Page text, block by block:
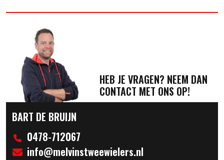
HEB JE VRAGEN? NEEM DAN
CONTACT MET ONS OP!
BART DE BRUIJN
0478-712067
info@melvinstweewielers.nl